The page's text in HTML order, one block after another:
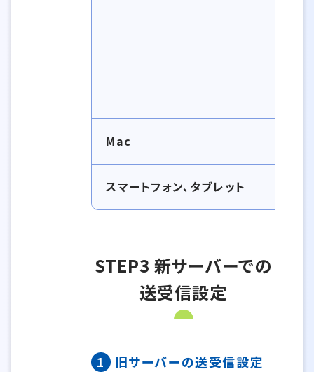
Mac
スマートフォン、タブレット
STEP3 新サーバーでの
送受信設定
1
旧サーバーの送受信設定